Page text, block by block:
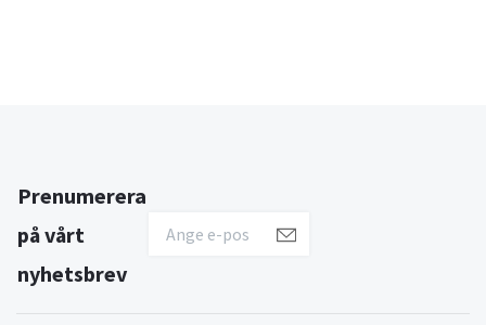
Prenumerera
på vårt
nyhetsbrev